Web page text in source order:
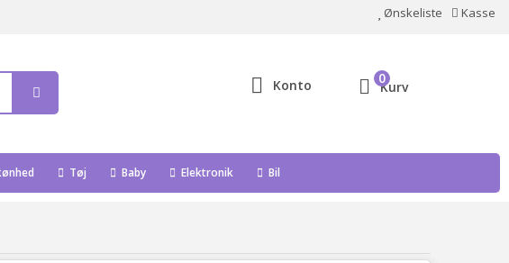
Ønskeliste Kasse
Konto Kurv
0
Tøj Baby Elektronik Bil